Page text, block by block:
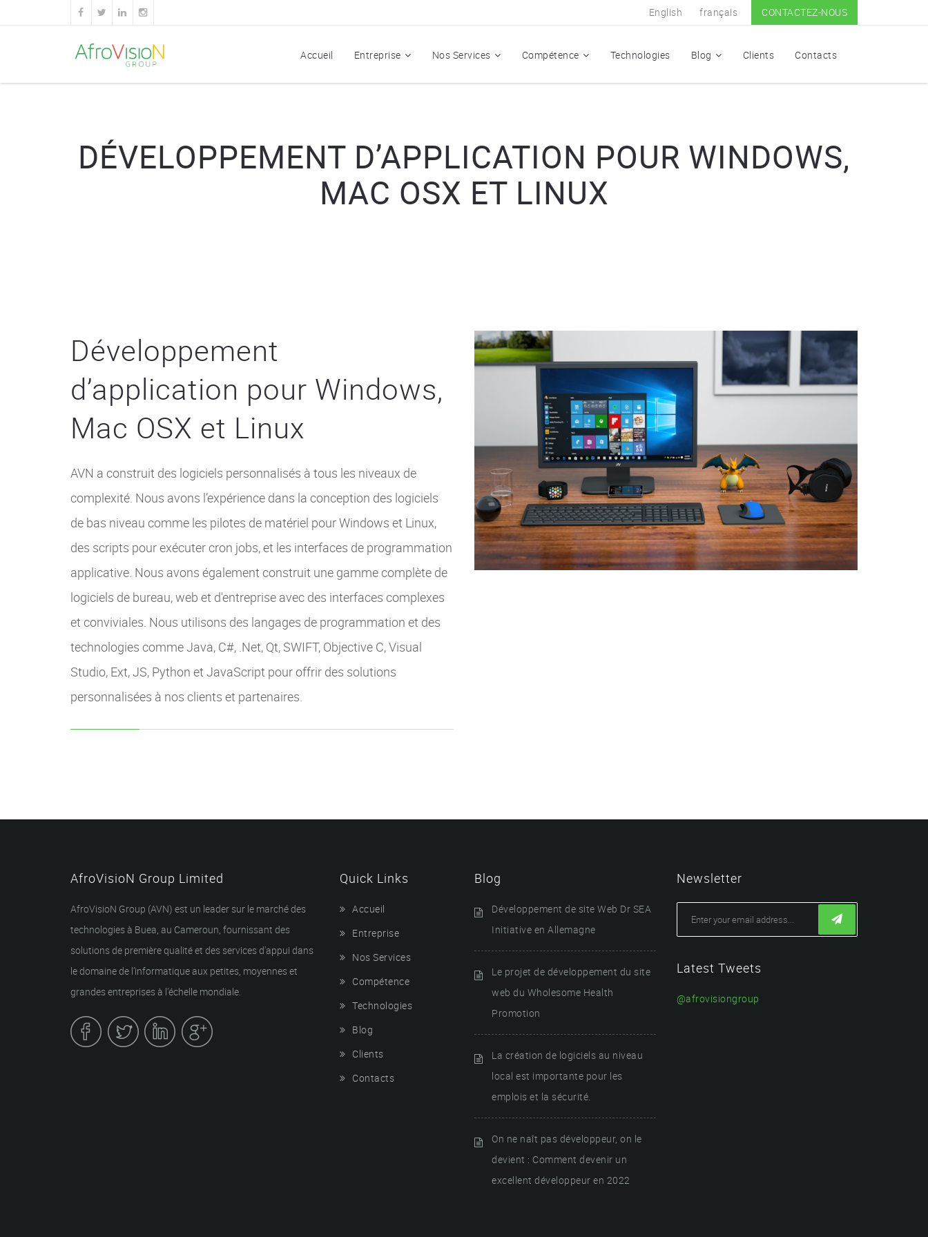
English français CONTACTEZ-NOUS
Accueil Entreprise Nos Services Compétence Technologies Blog Clients Contacts
DÉVELOPPEMENT D’APPLICATION POUR WINDOWS,
MAC OSX ET LINUX
Développement
d’application pour Windows,
Mac OSX et Linux
AVN a construit des logiciels personnalisés à tous les niveaux de
complexité. Nous avons l’expérience dans la conception des logiciels
de bas niveau comme les pilotes de matériel pour Windows et Linux,
des scripts pour exécuter cron jobs, et les interfaces de programmation
applicative. Nous avons également construit une gamme complète de
logiciels de bureau, web et d'entreprise avec des interfaces complexes
et conviviales. Nous utilisons des langages de programmation et des
technologies comme Java, C#, .Net, Qt, SWIFT, Objective C, Visual
Studio, Ext, JS, Python et JavaScript pour offrir des solutions
personnalisées à nos clients et partenaires.
AfroVisioN Group Limited
AfroVisioN Group (AVN) est un leader sur le marché des
technologies à Buea, au Cameroun, fournissant des
solutions de première qualité et des services d’appui dans
le domaine de l’informatique aux petites, moyennes et
grandes entreprises à l’échelle mondiale.
Quick Links
Accueil
Entreprise
Nos Services
Compétence
Technologies
Blog
Clients
Contacts
Blog
Développement de site Web Dr SEA
Initiative en Allemagne
Le projet de développement du site
web du Wholesome Health
Promotion
La création de logiciels au niveau
local est importante pour les
emplois et la sécurité.
On ne naît pas développeur, on le
devient : Comment devenir un
excellent développeur en 2022
Newsletter
Latest Tweets
@afrovisiongroup